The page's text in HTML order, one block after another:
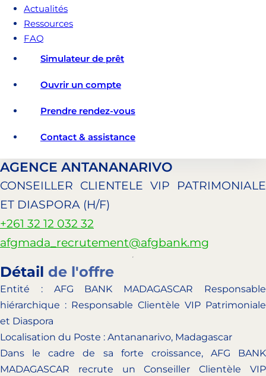
Actualités
Ressources
FAQ
Simulateur de prêt
Ouvrir un compte
Prendre rendez-vous
Contact & assistance
AGENCE ANTANANARIVO
CONSEILLER CLIENTELE VIP PATRIMONIALE
ET DIASPORA (H/F)
+261 32 12 032 32
afgmada_recrutement@afgbank.mg
Détail de l'offre
Entité : AFG BANK MADAGASCAR Responsable
hiérarchique : Responsable Clientèle VIP Patrimoniale
et Diaspora
Localisation du Poste : Antananarivo, Madagascar
Dans le cadre de sa forte croissance, AFG BANK
MADAGASCAR recrute un Conseiller Clientèle VIP